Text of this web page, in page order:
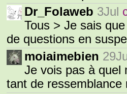
Dr_Folaweb 3Jul
Tous > Je sais
de questions en
moiaimebien
Je vois pas à quel
tant de ressemblance